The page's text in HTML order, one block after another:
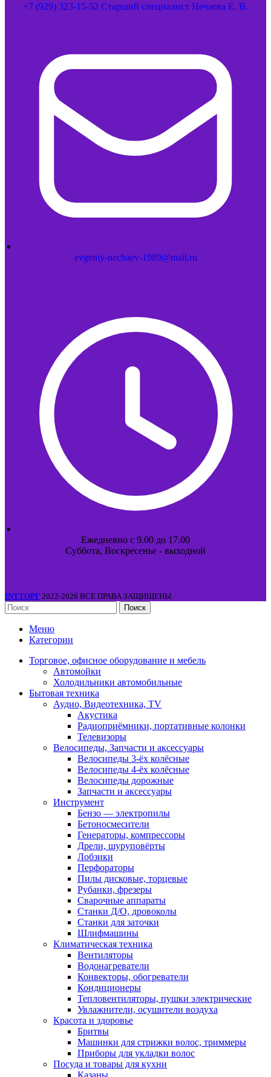
+7 (929) 323-15-52 Старший специалист Нечаева Е. В.
evgeniy-nechaev-1989@mail.ru
Ежедневно с 9.00 до 17.00
Суббота, Воскресенье - выходной
INTТОРГ 2022-2026 ВСЕ ПРАВА ЗАЩИЩЕНЫ.
Поиск
Меню
Категории
Торговое, офисное оборудование и мебель
Автомойки
Холодильники автомобильные
Бытовая техника
Аудио, Видеотехника, TV
Акустика
Радиоприёмники, портативные колонки
Телевизоры
Велосипеды, Запчасти и аксессуары
Велосипеды 3-ёх колёсные
Велосипеды 4-ёх колёсные
Велосипеды дорожные
Запчасти и аксессуары
Инструмент
Бензо — электропилы
Бетоносмесители
Генераторы, компрессоры
Дрели, шуруповёрты
Лобзики
Перфораторы
Пилы дисковые, торцевые
Рубанки, фрезеры
Сварочные аппараты
Станки Д/О, дровоколы
Станки для заточки
Шлифмашины
Климатическая техника
Вентиляторы
Водонагреватели
Конвекторы, обогреватели
Кондиционеры
Тепловентиляторы, пушки электрические
Увлажнители, осушители воздуха
Красота и здоровье
Бритвы
Машинки для стрижки волос, триммеры
Приборы для укладки волос
Посуда и товары для кухни
Казаны